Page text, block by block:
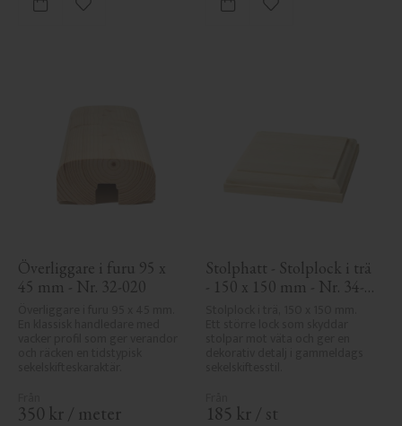
Lägg till i favoriter Lägg till i favoriter
Överliggare i furu 95 x
45 mm - Nr. 32-020
350 kr / meter
Stolphatt - Stolplock i trä
- 150 x 150 mm - Nr. 34-
185 kr / st